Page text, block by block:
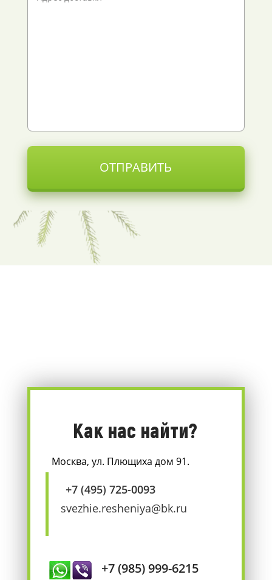
ОТПРАВИТЬ
Как нас найти?
Москва, ул. Плющиха дом 91.
+7 (495) 725-0093
svezhie.resheniya@bk.ru
+7 (985) 999-6215